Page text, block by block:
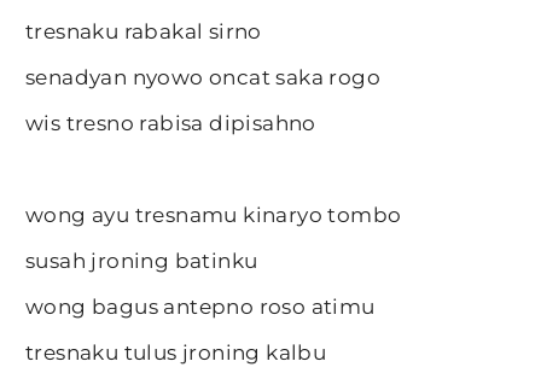
tresnaku rabakal sirno
senadyan nyowo oncat saka rogo
wis tresno rabisa dipisahno
wong ayu tresnamu kinaryo tombo
susah jroning batinku
wong bagus antepno roso atimu
tresnaku tulus jroning kalbu